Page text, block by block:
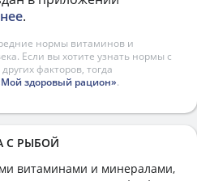
.
нормы витаминов и
Если вы хотите узнать нормы с
факторов, тогда
здоровый рацион».
С РЫБОЙ
витаминами и минералами,